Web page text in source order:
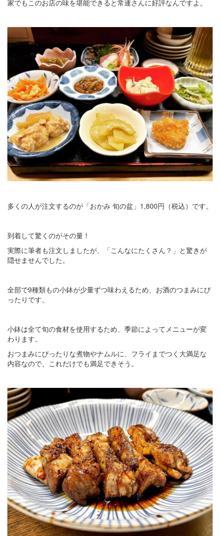
家でもこのお店の味を堪能できると常連さんに好評なんですよ。
多くの人が注文するのが「おかみ 旬の盆」1,800円（税込）です。
到着して驚くのがその量！
実際に筆者も注文しましたが、「こんなにたくさん？」と驚きが
隠せませんでした。
全部で9種類もの小鉢が少量ずつ味わえるため、お酒のつまみにぴ
ったりです。
小鉢は全て旬の食材を使用するため、季節によってメニューが変
わります。
おつまみにぴったりな煮物やナムルに、フライまでつく大満足な
内容なので、これだけでも満足できそう。